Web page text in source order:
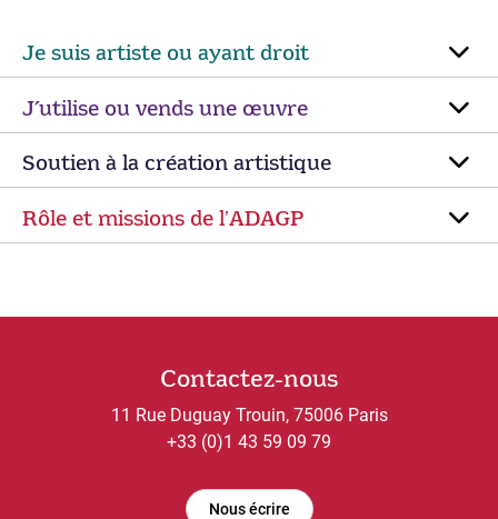
Je suis artiste ou ayant droit
J’utilise ou vends une œuvre
Soutien à la création artistique
Rôle et missions de lʼADAGP
Contactez-nous
11 Rue Duguay Trouin, 75006 Paris
+33 (0)1 43 59 09 79
Nous écrire